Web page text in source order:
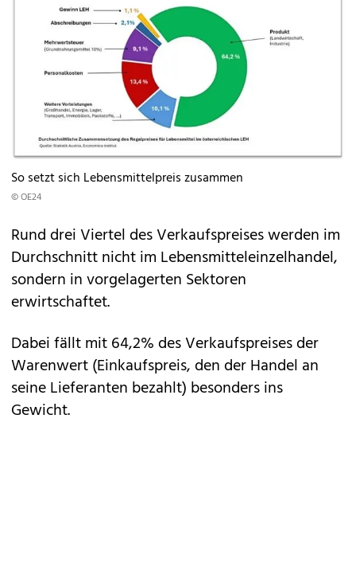
So setzt sich Lebensmittelpreis zusammen
© OE24
Rund drei Viertel des Verkaufspreises werden im
Durchschnitt nicht im Lebensmitteleinzelhandel,
sondern in vorgelagerten Sektoren
erwirtschaftet.
Dabei fällt mit 64,2% des Verkaufspreises der
Warenwert (Einkaufspreis, den der Handel an
seine Lieferanten bezahlt) besonders ins
Gewicht.